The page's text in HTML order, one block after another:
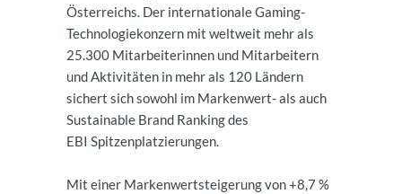
Österreichs. Der internationale Gaming-
Technologiekonzern mit weltweit mehr als
25.300 Mitarbeiterinnen und Mitarbeitern
und Aktivitäten in mehr als 120 Ländern
sichert sich sowohl im Markenwert- als auch
Sustainable Brand Ranking des
EBI Spitzenplatzierungen.
Mit einer Markenwertsteigerung von +8,7 %